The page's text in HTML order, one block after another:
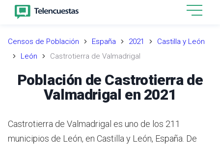
Censos de Población España 2021
Castilla y León
León
Castrotierra de Valmadrigal
Población de Castrotierra de
Valmadrigal en 2021
Castrotierra de Valmadrigal es uno de los 211
municipios de León, en Castilla y León, España. De